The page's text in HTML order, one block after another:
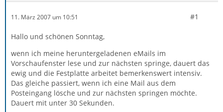
11. März 2007 um 10:51 #1
Hallo und schönen Sonntag,
wenn ich meine heruntergeladenen eMails im
Vorschaufenster lese und zur nächsten springe, dauert das
ewig und die Festplatte arbeitet bemerkenswert intensiv.
Das gleiche passiert, wenn ich eine Mail aus dem
Posteingang lösche und zur nächsten springen möchte.
Dauert mit unter 30 Sekunden.